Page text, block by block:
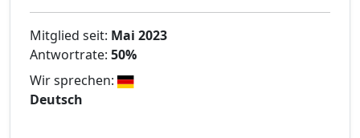
Mitglied seit: Mai 2023
Antwortrate: 50%
Wir sprechen:
Deutsch